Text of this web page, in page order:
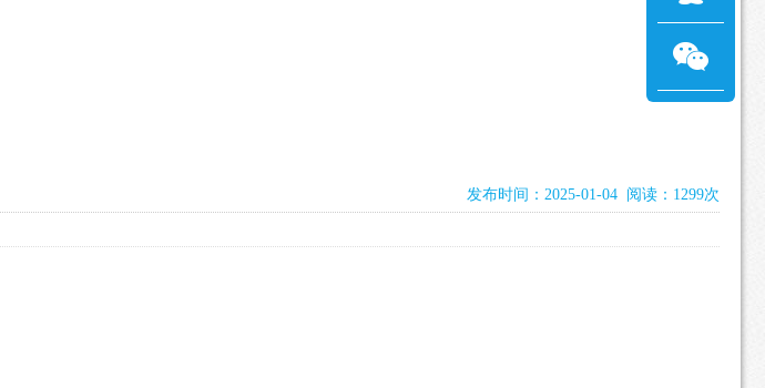
发布时间：2025-01-04 阅读：1299次